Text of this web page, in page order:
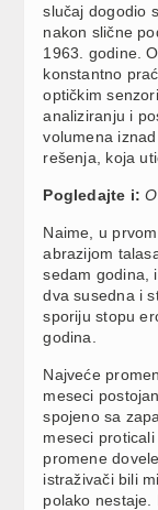
slučaj dogodio
nakon slične
1963. godine.
konstantno
optičkim
analiziranju i
volumena
rešenja, koja
Pogledajte i:
Naime, u
abrazijom
sedam godina,
dva susedna i
sporiju stopu
godina.
Najveće
meseci
spojeno sa
meseci
promene
istraživači bili
polako nestaje.